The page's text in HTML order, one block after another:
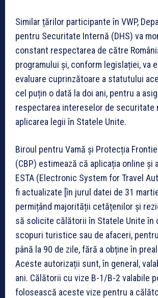
Similar țărilor participante în VWP,
pentru Securitate Internă (DHS) va
constant respectarea de către
programului și, conform legislației, va
evaluare cuprinzătoare a statutului
cel puțin o dată la doi ani, pentru a
respectarea intereselor de securitate
aplicarea legii în Statele Unite.
Biroul pentru Vamă și Protecția
(CBP) estimează că aplicația online și
ESTA (Electronic System for Travel
fi actualizate [în jurul datei de 31
permițând majorității cetățenilor și
să solicite călătorii în Statele Unite în
scopuri turistice sau de afaceri,
până la 90 de zile, fără a obține în
Aceste autorizații sunt, în general,
ani. Călătorii cu vize B-1/B-2 valabile
folosească aceste vize pentru a